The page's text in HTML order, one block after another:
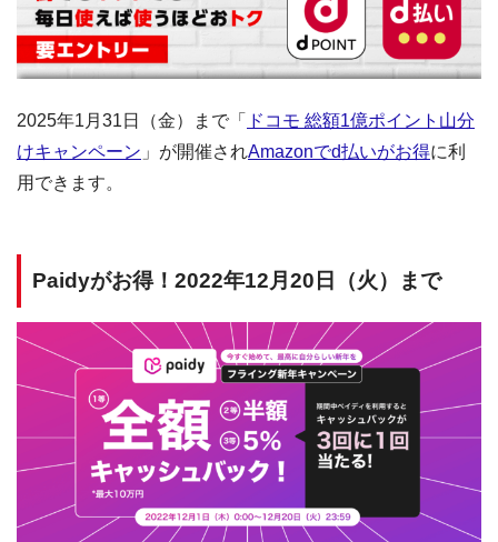
2025年1月31日（金）まで「
ドコモ 総額1億ポイント山分
けキャンペーン 」が開催されAmazonでd払いがお得に利
用できます。
Paidyがお得！2022年12月20日（火）まで